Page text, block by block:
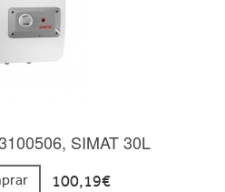
SIMAT 30L
100,19€